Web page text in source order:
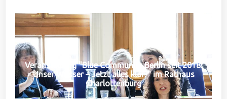
Veranstaltung "Blue Community Berlin seit 2018:
Unser Wasser – Jetzt alles klar?" im Rathaus
Charlottenburg